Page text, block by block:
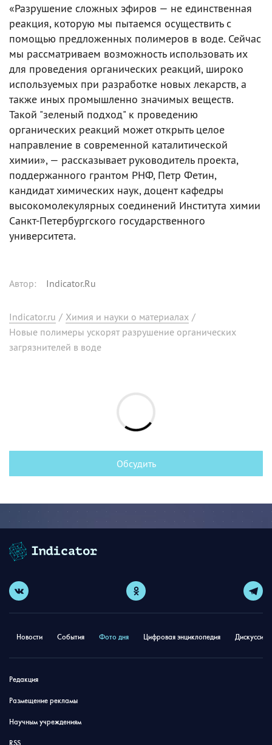
«Разрушение сложных эфиров — не единственная
реакция, которую мы пытаемся осуществить с
помощью предложенных полимеров в воде. Сейчас
мы рассматриваем возможность использовать их
для проведения органических реакций, широко
используемых при разработке новых лекарств, а
также иных промышленно значимых веществ.
Такой "зеленый подход" к проведению
органических реакций может открыть целое
направление в современной каталитической
химии», — рассказывает руководитель проекта,
поддержанного грантом РНФ, Петр Фетин,
кандидат химических наук, доцент кафедры
высокомолекулярных соединений Института химии
Санкт-Петербургского государственного
университета.
Автор: Indicator.Ru
Indicator.ru / Химия и науки о материалах /
Новые полимеры ускорят разрушение органических
загрязнителей в воде
Обсудить
Новости События Фото дня Цифровая энциклопедия
Редакция
Размещение рекламы
Научным учреждениям
RSS